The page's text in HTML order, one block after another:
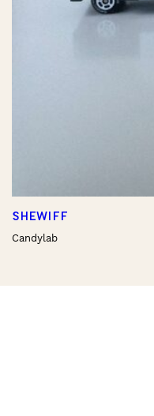
SHEWIFF
Candylab